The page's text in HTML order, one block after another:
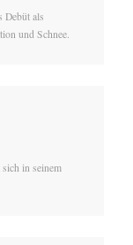
Debüt als
und Schnee.
in seinem